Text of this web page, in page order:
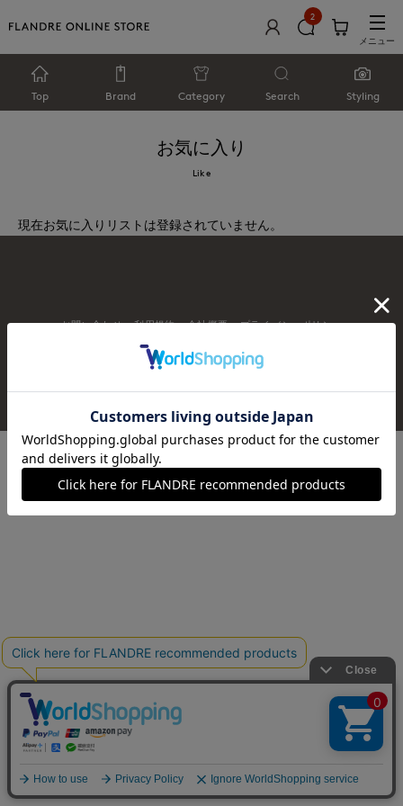
2
メニュー
Top Brand Category Search Styling
お気に入り
Like
現在お気に入りリストは登録されていません。
お問い合わせ 利用規約 会社概要 プライバシーポリシー
特定商取引・古物営業法に基づく表示
© FLANDRE CO., LTD.